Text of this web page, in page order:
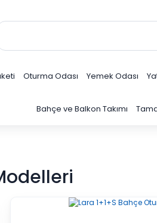
Oturma Odası Yemek Odası
Bahçe ve Balkon Takımı